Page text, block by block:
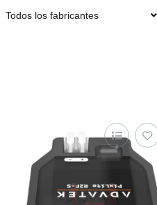
Todos los fabricantes